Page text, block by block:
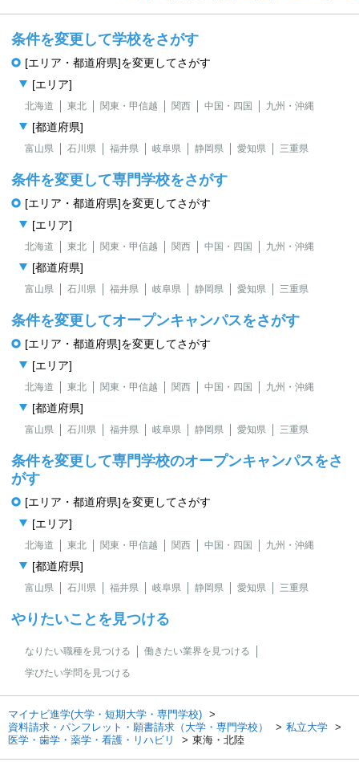
条件を変更して学校をさがす
[エリア・都道府県]を変更してさがす
[エリア]
北海道 東北 関東・甲信越 関西 中国・四国 九州・沖縄
[都道府県]
富山県 石川県 福井県 岐阜県 静岡県 愛知県 三重県
条件を変更して専門学校をさがす
[エリア・都道府県]を変更してさがす
[エリア]
北海道 東北 関東・甲信越 関西 中国・四国 九州・沖縄
[都道府県]
富山県 石川県 福井県 岐阜県 静岡県 愛知県 三重県
条件を変更してオープンキャンパスをさがす
[エリア・都道府県]を変更してさがす
[エリア]
北海道 東北 関東・甲信越 関西 中国・四国 九州・沖縄
[都道府県]
富山県 石川県 福井県 岐阜県 静岡県 愛知県 三重県
条件を変更して専門学校のオープンキャンパスをさ
がす
[エリア・都道府県]を変更してさがす
[エリア]
北海道 東北 関東・甲信越 関西 中国・四国 九州・沖縄
[都道府県]
富山県 石川県 福井県 岐阜県 静岡県 愛知県 三重県
やりたいことを見つける
なりたい職種を見つける
働きたい業界を見つける
学びたい学問を見つける
マイナビ進学(大学・短期大学・専門学校)
資料請求・パンフレット・願書請求（大学・専門学校）
私立大学
医学・歯学・薬学・看護・リハビリ
東海・北陸